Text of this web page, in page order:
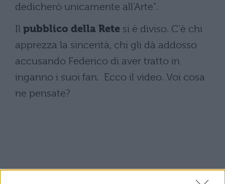
dedicherò unicamente all'Arte".
Il pubblico della Rete si è diviso. C'è chi
apprezza la sincerità, chi gli dà addosso
accusando Federico di aver tratto in
inganno i suoi fan. Ecco il video. Voi cosa
ne pensate?